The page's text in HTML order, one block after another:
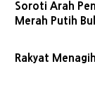
Soroti Arah
Merah Putih
Rakyat